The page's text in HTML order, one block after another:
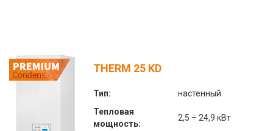
THERM 25 KD
Тип:
настенный
Тепловая
мощность:
2,5 ÷ 24,9 кВт